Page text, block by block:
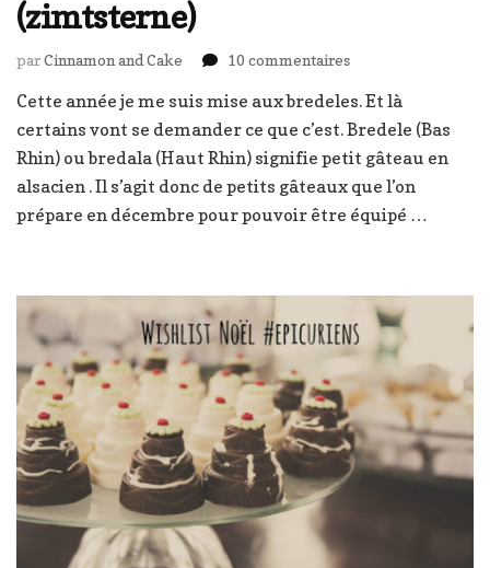
(zimtsterne)
parCinnamon and Cake 10 commentairessur
d’étoiles
à
la
cannelle
(zimtsterne)
Cette année je me suis mise aux bredeles. Et là
certains vont se demander ce que c’est. Bredele (Bas
Rhin) ou bredala (Haut Rhin) signifie petit gâteau en
alsacien . Il s’agit donc de petits gâteaux que l’on
prépare en décembre pour pouvoir être équipé …